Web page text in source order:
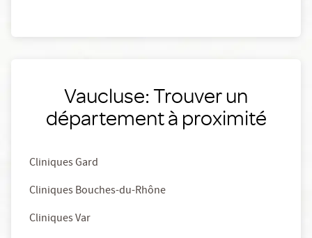
Vaucluse: Trouver un
département à proximité
Cliniques Gard
Cliniques Bouches-du-Rhône
Cliniques Var